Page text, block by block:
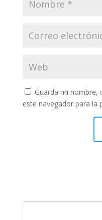
Guarda mi nombre,
este navegador para la